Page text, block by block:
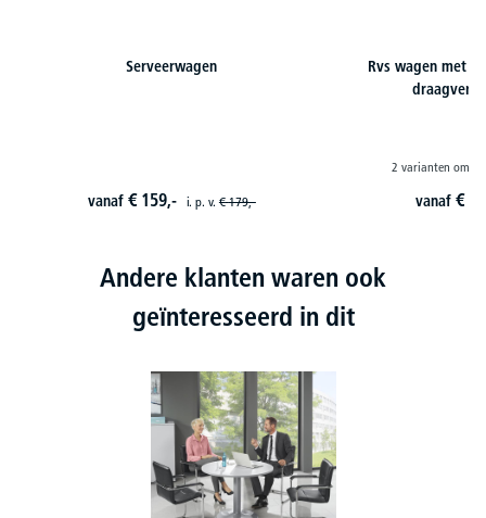
Serveerwagen
vanaf € 159,- i. p. v.€ 179,-
Rvs wagen met
2 varianten om
vanaf €
Andere klanten waren ook
geïnteresseerd in dit